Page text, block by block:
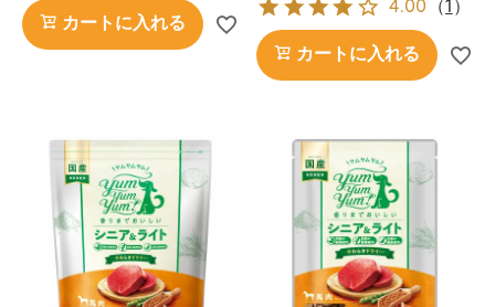
カートに入れる
4.00 （1 ）
カートに入れる